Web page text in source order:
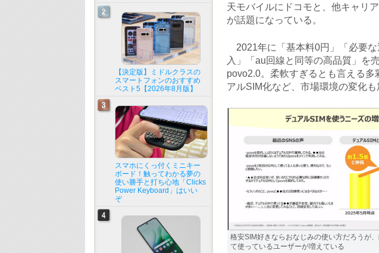
天モバイルにドコモと、他キャリ
が話題になっている。
2021年に「基本料0円」「必要
入」「au回線と同等の高品質」を
povo2.0。柔軟すぎるとも言える多
アルSIM化など、市場環境の変化
格安SIM好きならおなじみの使い方だろうが
て使っているユーザーが増えている
【決定版】ミドルクラスの
スマートフォンのおすすめ
ベスト5【2026年8月版】
スマホにくっ付くミニキー
ボード！触ってわかる夢の
使い勝手と打ち心地「Clicks
Power Keyboard」はいい
ぞ